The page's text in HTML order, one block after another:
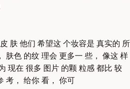
肤 他们 希望这 个妆容是 真实的 所
肤色 的纹 理会 更多一 些， 像这 样
现在 很多 图片 的颗 粒感 都比 较
考， 给你 看， 你可